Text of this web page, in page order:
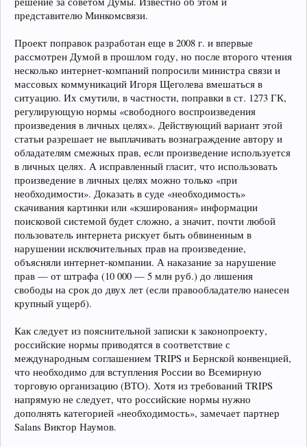
представителю Минкомсвязи.
Проект поправок разработан еще в 2008 г. и впервые
рассмотрен Думой в прошлом году, но после второго чтения
несколько интернет-компаний попросили министра связи и
массовых коммуникаций Игоря Щеголева вмешаться в
ситуацию. Их смутили, в частности, поправки в ст. 1273 ГК,
регулирующую нормы «свободного воспроизведения
произведения в личных целях». Действующий вариант этой
статьи разрешает не выплачивать вознаграждение автору и
обладателям смежных прав, если произведение используется
в личных целях. А исправленный гласит, что использовать
произведение в личных целях можно только «при
необходимости». Доказать в суде «необходимость»
скачивания картинки или «кэширования» информации
поисковой системой будет сложно, а значит, почти любой
пользователь интернета рискует быть обвиненным в
нарушении исключительных прав на произведение,
объясняли интернет-компании. А наказание за нарушение
прав — от штрафа (10 000 — 5 млн руб.) до лишения
свободы на срок до двух лет (если правообладателю нанесен
крупный ущерб).
Как следует из пояснительной записки к законопроекту,
российские нормы приводятся в соответствие с
международным соглашением TRIPS и Бернской конвенцией,
что необходимо для вступления России во Всемирную
торговую организацию (ВТО). Хотя из требований TRIPS
напрямую не следует, что российские нормы нужно
дополнять категорией «необходимость», замечает партнер
Salans Виктор Наумов.